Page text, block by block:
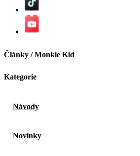
Články /Monkie Kid
Kategorie
Návody
Novinky